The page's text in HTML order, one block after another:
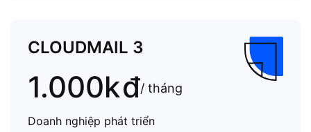
CLOUDMAIL 3
1.000kđ/ tháng
Doanh nghiệp phát triển